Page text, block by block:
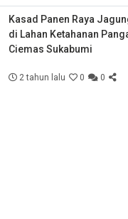
Kasad Panen Raya
di Lahan Ketahanan
Ciemas Sukabumi
2 tahun lalu 0 0